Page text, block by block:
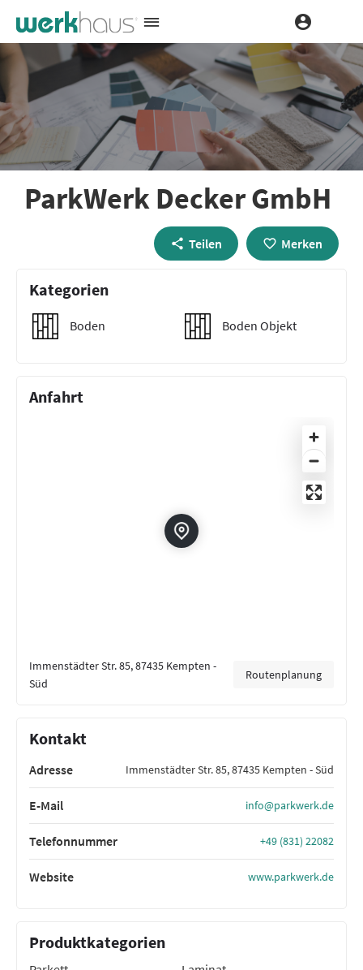
ParkWerk Decker GmbH
Teilen Merken
Kategorien
Boden Boden Objekt
Anfahrt
Immenstädter Str. 85, 87435 Kempten -
Süd
Routenplanung
Kontakt
Adresse Immenstädter Str. 85, 87435 Kempten - Süd
E-Mail info@parkwerk.de
Telefonnummer +49 (831) 22082
Website www.parkwerk.de
Produktkategorien